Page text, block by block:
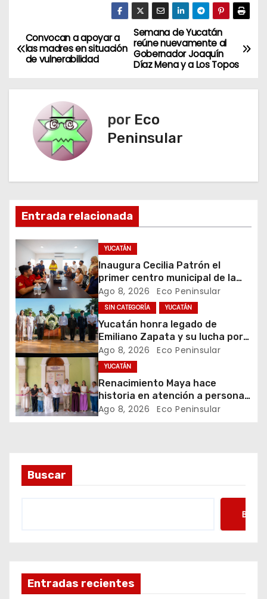
N
a
v
c
ó
n
d
e
e
n
t
r
d
a
Semana de Yucatán
reúne nuevamente al
Gobernador Joaquín
Díaz Mena y a Los Topos
Convocan a apoyar a
las madres en situación
de vulnerabilidad
por Eco
Peninsular
Entrada relacionada
YUCATÁN
Inaugura Cecilia Patrón el
primer centro municipal de la
juventud en la historia de
Mérida
Ago 8, 2026 Eco Peninsular
SIN CATEGORÍA YUCATÁN
Yucatán honra legado de
Emiliano Zapata y su lucha por
la justicia social
Ago 8, 2026 Eco Peninsular
YUCATÁN
Renacimiento Maya hace
historia en atención a personas
autistas
Ago 8, 2026 Eco Peninsular
Buscar
Entradas recientes